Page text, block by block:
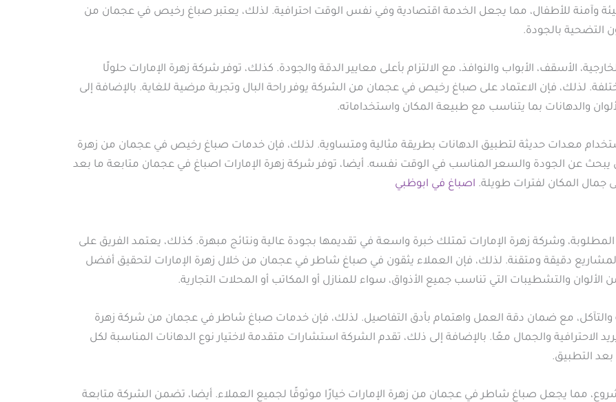
وآمنة للأطفال، مما يجعل الخدمة اقتصادية وفي نفس الوقت احترافية. لذلك، يعتبر صباغ رخيص في عجمان من
التضحية بالجودة.
الأسقف، الأبواب والنوافذ، مع الالتزام بأعلى معايير الدقة والجودة. كذلك، توفر شركة زهرة الإمارات حلولًا
لذلك، فإن الاعتماد على صباغ رخيص في عجمان من الشركة يوفر راحة البال وتجربة مرضية للغاية. بالإضافة إلى
والدهانات بما يتناسب مع طبيعة المكان واستخداماته.
معدات حديثة لتطبيق الدهانات بطريقة مثالية ومتساوية. لذلك، فإن خدمات صباغ رخيص في عجمان من زهرة
يبحث عن الجودة والسعر المناسب في الوقت نفسه. أيضا، توفر شركة زهرة الإمارات اصباغ في عجمان متابعة ما بعد
جمال المكان لفترات طويلة. اصباغ في ابوظبي
وشركة زهرة الإمارات تمتلك خبرة واسعة في تقديمها بجودة عالية ونتائج مبهرة. كذلك، يعتمد الفريق على
دقيقة ومتقنة. لذلك، فإن العملاء يثقون في صباغ شاطر في عجمان من خلال زهرة الإمارات لتحقيق أفضل
والتشطيبات التي تناسب جميع الأذواق، سواء للمنازل أو المكاتب أو المحلات التجارية.
مع ضمان دقة العمل واهتمام بأدق التفاصيل. لذلك، فإن خدمات صباغ شاطر في عجمان من شركة زهرة
الاحترافية والجمال معًا. بالإضافة إلى ذلك، تقدم الشركة استشارات متقدمة لاختيار نوع الدهانات المناسبة لكل
بعد التطبيق.
مشروع، مما يجعل صباغ شاطر في عجمان من زهرة الإمارات خيارًا موثوقًا لجميع العملاء. أيضا، تضمن الشركة متابعة